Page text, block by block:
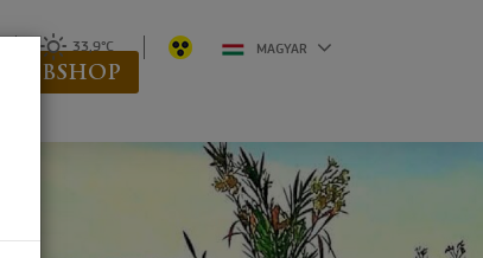
WEBSHOP
33,9°C MAGYAR